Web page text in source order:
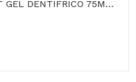
ARTHRODONT PROTECT GEL DENTIFRICO 75ML + OFERTA ESCOVA SUAVE